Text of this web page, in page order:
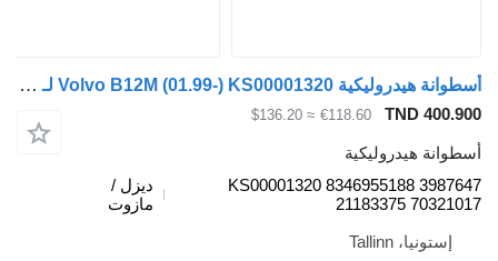
أسطوانة هيدروليكية Volvo B12M (01.99-) KS00001320 لـ الباصات Volvo B6, B7, B9, B10, B12 bus (1978-2011)
TND
€118.60
≈ $136.20
هيدروليكية
KS00001320 8346955188
21183375
ديزل /
مازوت
إستونيا، Tallinn